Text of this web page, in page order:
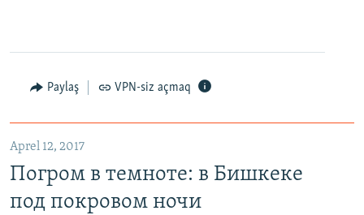
Paylaş VPN-siz açmaq
Aprel 12, 2017
Погром в темноте: в Бишкеке
под покровом ночи